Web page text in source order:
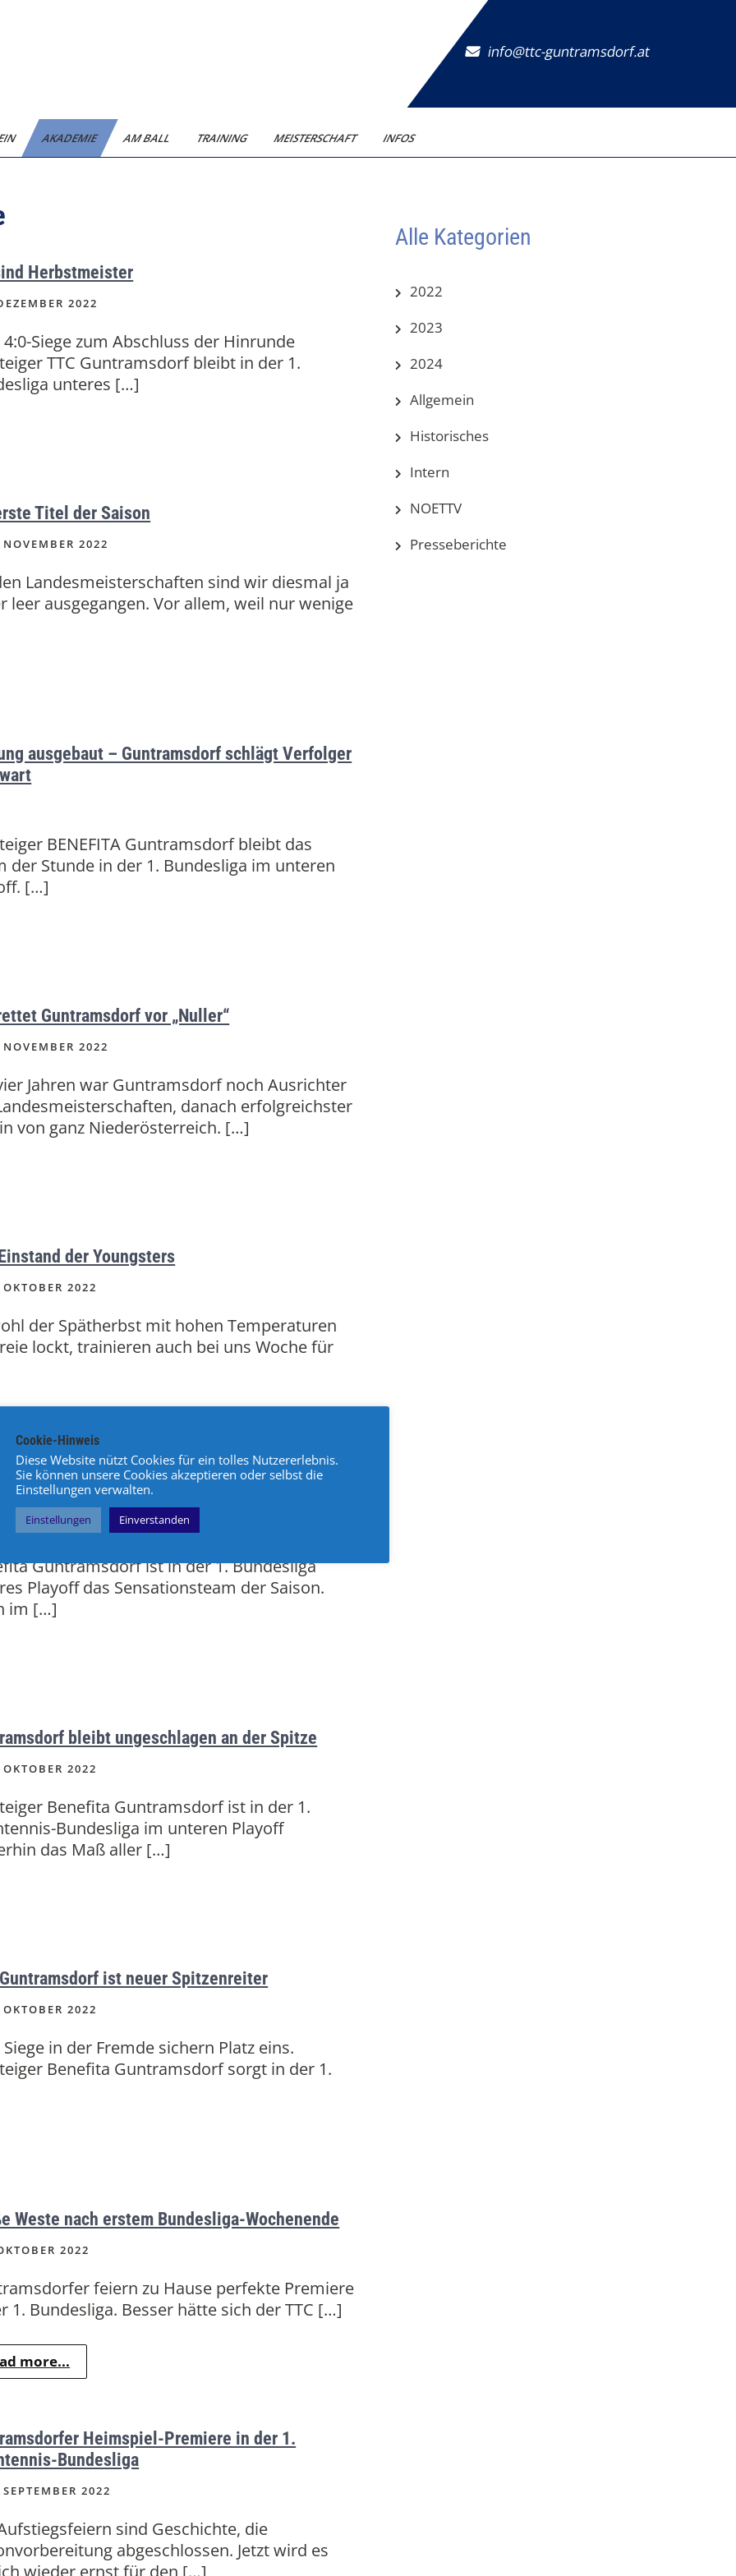
info@ttc-guntramsdorf.at
AKADEMIE AM BALL TRAINING MEISTERSCHAFT INFOS
Herbstmeister
2022
4:0-Siege zum Abschluss der Hinrunde
TTC Guntramsdorf bleibt in der 1.
unteres […]
Titel der Saison
2022
Landesmeisterschaften sind wir diesmal ja
leer ausgegangen. Vor allem, weil nur wenige
ausgebaut – Guntramsdorf schlägt Verfolger
BENEFITA Guntramsdorf bleibt das
der Stunde in der 1. Bundesliga im unteren
[…]
Guntramsdorf vor „Nuller“
2022
Jahren war Guntramsdorf noch Ausrichter
danach erfolgreichster
von ganz Niederösterreich. […]
der Youngsters
2022
der Spätherbst mit hohen Temperaturen
lockt, trainieren auch bei uns Woche für
knapp verpasst
OKTOBER 2022
Guntramsdorf ist in der 1. Bundesliga
Playoff das Sensationsteam der Saison.
im […]
bleibt ungeschlagen an der Spitze
2022
Benefita Guntramsdorf ist in der 1.
Bundesliga im unteren Playoff
das Maß aller […]
ist neuer Spitzenreiter
2022
in der Fremde sichern Platz eins.
Benefita Guntramsdorf sorgt in der 1.
Weste nach erstem Bundesliga-Wochenende
2022
feiern zu Hause perfekte Premiere
1. Bundesliga. Besser hätte sich der TTC […]
more...
Heimspiel-Premiere in der 1.
Bundesliga
2022
sind Geschichte, die
abgeschlossen. Jetzt wird es
wieder ernst für den […]
Alle Kategorien
2022
2023
2024
Allgemein
Historisches
Intern
NOETTV
Presseberichte
Cookie-Hinweis
Diese Website nützt Cookies für ein tolles Nutzererlebnis.
Sie können unsere Cookies akzeptieren oder selbst die
Einstellungen verwalten.
Einstellungen Einverstanden